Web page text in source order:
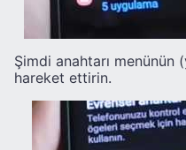
Şimdi anahtarı menünün
hareket ettirin.